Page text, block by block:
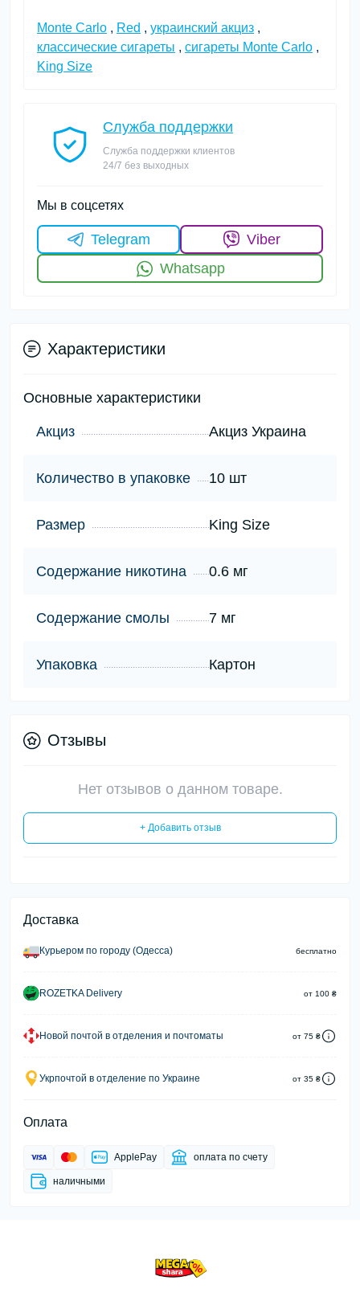
Monte Carlo , Red , украинский акциз ,
классические сигареты , сигареты Monte Carlo ,
King Size
Служба поддержки
Служба поддержки клиентов
24/7 без выходных
Мы в соцсетях
Telegram
Viber
Whatsapp
Характеристики
Основные характеристики
Акциз Акциз Украина
Количество в упаковке 10 шт
Размер King Size
Содержание никотина 0.6 мг
Содержание смолы 7 мг
Упаковка Картон
Отзывы
Нет отзывов о данном товаре.
+ Добавить отзыв
Доставка
Курьером по городу (Одесса) бесплатно
ROZETKA Delivery от 100 ₴
Новой почтой в отделения и почтоматы от 75 ₴
Укрпочтой в отделение по Украине от 35 ₴
Оплата
ApplePay оплата по счету
наличными